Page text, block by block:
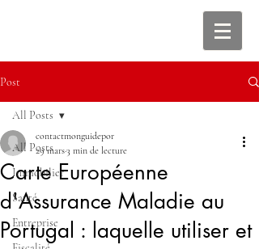
Post
All Posts
Immobilier
Santé
Entreprise
All Posts
Carte Européenne
d'Assurance Maladie au
Portugal : laquelle utiliser et
contactmonguidepor
29 mars3 min de lecture